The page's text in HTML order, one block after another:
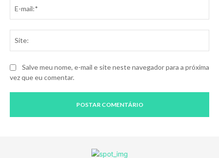
Salve meu nome, e-mail e site neste navegador para a próxima
vez que eu comentar.